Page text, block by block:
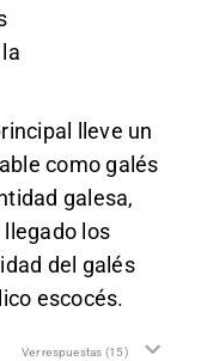
lleve un
como galés
galesa,
los
del galés
escocés.
Ver respuestas (15)